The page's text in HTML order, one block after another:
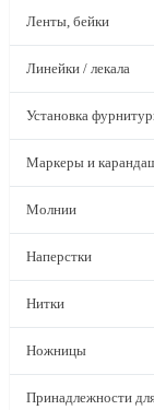
Ленты, бейки
Линейки / лекала
Установка
Маркеры и
Молнии
Наперстки
Нитки
Ножницы
Принадлежности